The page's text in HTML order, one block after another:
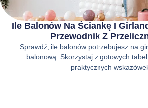
Ile Balonów Na Ściankę I
Przewodnik Z
Sprawdź, ile balonów potrzebujesz na
balonową. Skorzystaj z gotowych
praktycznych